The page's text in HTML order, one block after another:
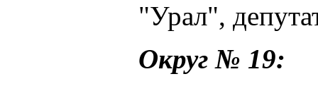
"Урал",
Округ № 19: